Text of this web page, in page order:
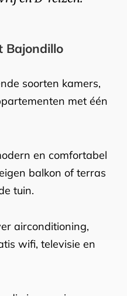
Bajondillo
soorten kamers,
met één
en comfortabel
balkon of terras
tuin.
airconditioning,
wifi, televisie en